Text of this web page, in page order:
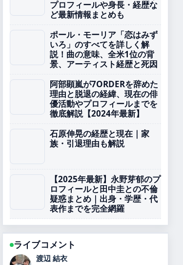
プロフィールや身長・経歴な
ど最新情報まとめも
ポール・モーリア「恋はみず
いろ」のすべてを詳しく解
説！曲の意味、全米1位の背
景、アーティスト経歴と死因
阿部顕嵐が7ORDERを辞めた
理由と脱退の経緯、現在の俳
優活動やプロフィールまでを
徹底解説【2024年最新】
石原伸晃の経歴と現在｜家
族・引退理由も解説
【2025年最新】永野芽郁のプ
ロフィールと田中圭との不倫
疑惑まとめ｜出身・学歴・代
表作までを完全網羅
ライブコメント
小林 大智